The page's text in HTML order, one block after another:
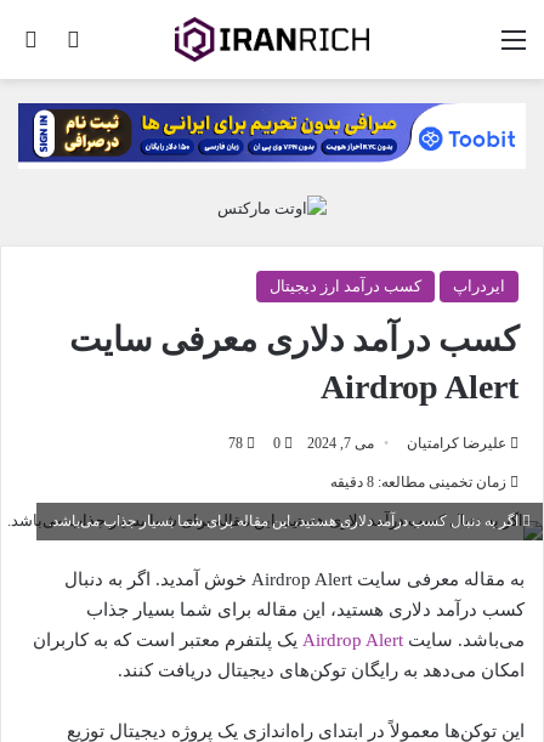
تغییر منو
ایردراپ کسب درآمد ارز دیجیتال
کسب درآمد دلاری معرفی سایت
Airdrop Alert
علیرضا کرامتیان می 7, 2024 0
78
زمان تخمینی مطالعه: 8 دقیقه
اگر به دنبال کسب درآمد دلاری هستید، این مقاله برای شما بسیار جذاب می‌باشد.
به مقاله معرفی سایت Airdrop Alert خوش آمدید. اگر به دنبال
کسب درآمد دلاری هستید، این مقاله برای شما بسیار جذاب
می‌باشد. سایت Airdrop Alert یک پلتفرم معتبر است که به کاربران
امکان می‌دهد به رایگان توکن‌های دیجیتال دریافت کنند.
این توکن‌ها معمولاً در ابتدای راه‌اندازی یک پروژه دیجیتال توزیع